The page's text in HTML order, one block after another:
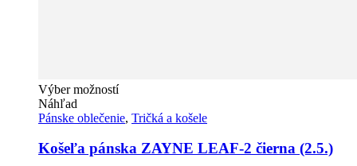
Výber možnostíTento
má
variantov.
Náhľad
Pánske oblečenie, Tričká a košele
Košeľa pánska ZAYNE LEAF-2 čierna (2.5.)